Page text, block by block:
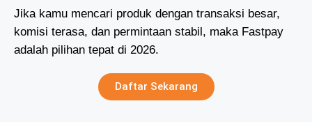
Jika kamu mencari produk dengan transaksi besar,
komisi terasa, dan permintaan stabil, maka Fastpay
adalah pilihan tepat di 2026.
Daftar Sekarang